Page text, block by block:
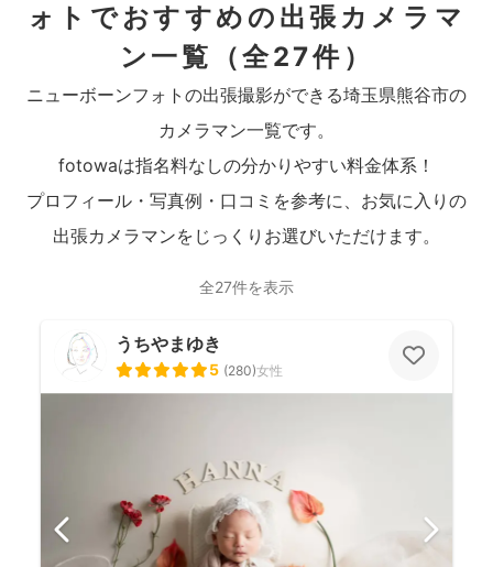
ォトでおすすめの出張カメラマ
ン一覧
（全27件）
ニューボーンフォトの出張撮影ができる埼玉県熊谷市の
カメラマン一覧です。
fotowaは指名料なしの分かりやすい料金体系！
プロフィール・写真例・口コミを参考に、お気に入りの
出張カメラマンをじっくりお選びいただけます。
全27件を表示
うちやまゆき
5 (280)女性